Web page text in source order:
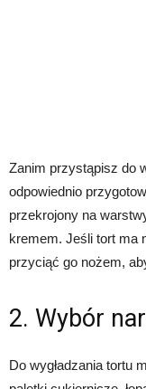
Zanim przystąpisz do
odpowiednio
przekrojony na
kremem. Jeśli tort ma
przyciąć go nożem,
2. Wybór
Do wygładzania tortu